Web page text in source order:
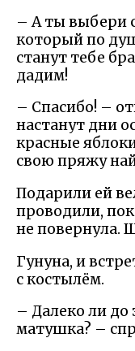
– А ты выбери
который по
станут тебе
дадим!
– Спасибо! –
настанут дни
красные
свою пряжу
Подарили ей
проводили,
не повернула.
Гунуна, и
с костылём.
– Далеко ли до
матушка? –